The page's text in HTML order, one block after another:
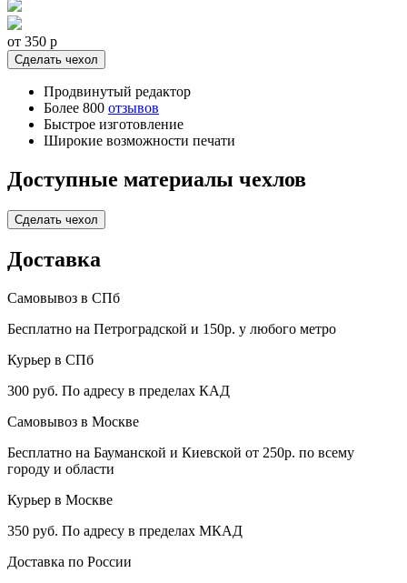
от 350 p
Сделать чехол
Продвинутый редактор
Более 800 отзывов
Быстрое изготовление
Широкие возможности печати
Доступные материалы чехлов
Сделать чехол
Доставка
Самовывоз в СПб
Бесплатно на Петроградской и 150р. у любого метро
Курьер в СПб
300 руб. По адресу в пределах КАД
Самовывоз в Москве
Бесплатно на Бауманской и Киевской от 250р. по всему
городу и области
Курьер в Москве
350 руб. По адресу в пределах МКАД
Доставка по России